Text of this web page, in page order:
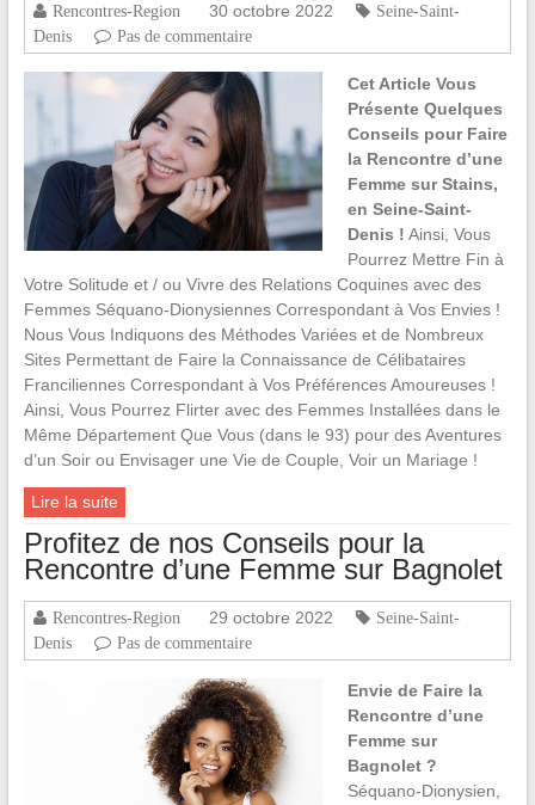
Rencontres-Region 30 octobre 2022
Seine-Saint-
Denis
Pas de commentaire
Cet Article Vous
Présente Quelques
Conseils pour Faire
la Rencontre d’une
Femme sur Stains,
en Seine-Saint-
Denis ! Ainsi, Vous
Pourrez Mettre Fin à
Votre Solitude et / ou Vivre des Relations Coquines avec des
Femmes Séquano-Dionysiennes Correspondant à Vos Envies !
Nous Vous Indiquons des Méthodes Variées et de Nombreux
Sites Permettant de Faire la Connaissance de Célibataires
Franciliennes Correspondant à Vos Préférences Amoureuses !
Ainsi, Vous Pourrez Flirter avec des Femmes Installées dans le
Même Département Que Vous (dans le 93) pour des Aventures
d’un Soir ou Envisager une Vie de Couple, Voir un Mariage !
Lire la suite
Profitez de nos Conseils pour la
Rencontre d’une Femme sur Bagnolet
Rencontres-Region 29 octobre 2022
Seine-Saint-
Denis
Pas de commentaire
Envie de Faire la
Rencontre d’une
Femme sur
Bagnolet ?
Séquano-Dionysien,